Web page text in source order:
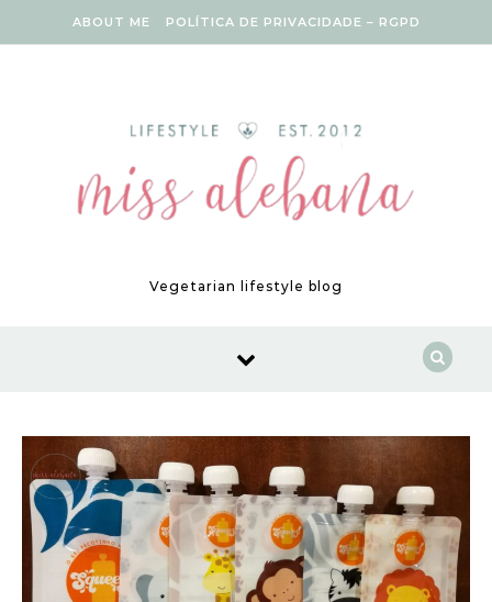
ABOUT ME POLÍTICA DE PRIVACIDADE – RGPD
Vegetarian lifestyle blog